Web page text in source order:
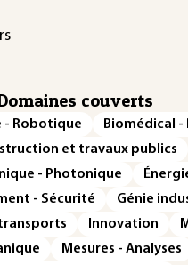
couverts
Robotique
Biomédical -
et travaux publics
- Photonique
- Sécurité
Génie
Innovation
Mesures - Analyses